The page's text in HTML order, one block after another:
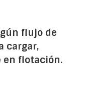
flujo de
cargar,
en flotación.